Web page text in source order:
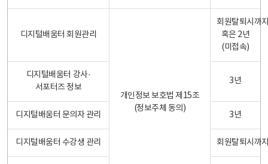
디지털배움터 회원관리
개인정보 보호법 제15조
(정보주체 동의)
회원탈퇴시까
혹은 2년
(미접속)
디지털배움터 강사·
서포터즈 정보
3년
디지털배움터 문의자 관리 3년
디지털배움터 수강생 관리 회원탈퇴시까